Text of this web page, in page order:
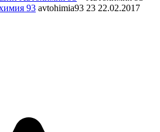
93 avtohimia93 23 22.02.2017